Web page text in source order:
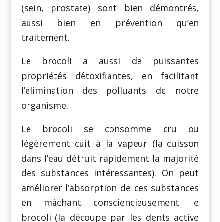
(sein, prostate) sont bien démontrés,
aussi bien en prévention qu’en
traitement.
Le brocoli a aussi de puissantes
propriétés détoxifiantes, en facilitant
l’élimination des polluants de notre
organisme.
Le brocoli se consomme cru ou
légèrement cuit à la vapeur (la cuisson
dans l’eau détruit rapidement la majorité
des substances intéressantes). On peut
améliorer l’absorption de ces substances
en mâchant consciencieusement le
brocoli (la découpe par les dents active